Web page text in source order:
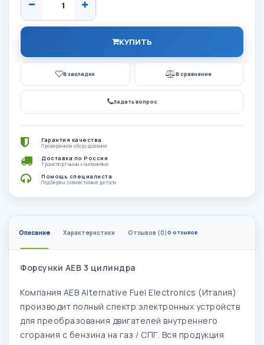
КУПИТЬ
В закладки В сравнение
Задать вопрос
Гарантия качества
Проверенное оборудование
Доставка по России
Транспортными компаниями
Помощь специалиста
Подберём совместимые детали
Описание Характеристики Отзывов (0)0 отзывов
Форсунки АЕВ 3 цилиндра
Компания AEB Alternative Fuel Electronics (Италия)
производит полный спектр электронных устройств
для преобразования двигателей внутреннего
сгорания с бензина на газ / СПГ. Вся продукция